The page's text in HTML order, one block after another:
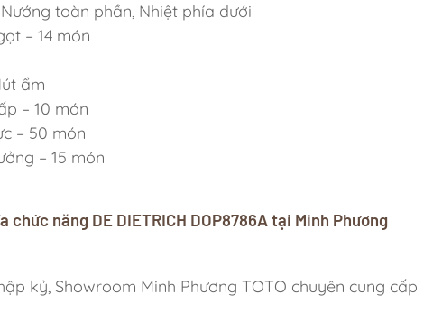
toàn phần, Nhiệt phía dưới
– 14 món
ẩm
– 10 món
– 50 món
– 15 món
năng DE DIETRICH DOP8786A tại Minh Phương
kỷ, Showroom Minh Phương TOTO chuyên cung cấp